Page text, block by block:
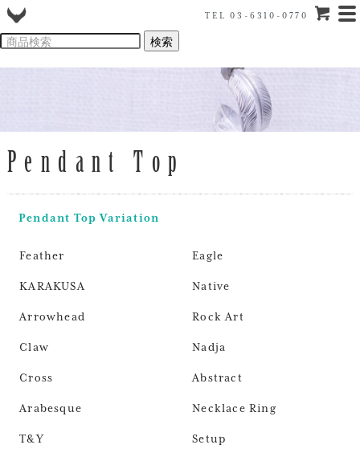
TEL 03-6310-0770
Pendant Top
Pendant Top Variation
Feather Eagle
KARAKUSA Native
Arrowhead Rock Art
Claw Nadja
Cross Abstract
Arabesque Necklace Ring
T&Y Setup